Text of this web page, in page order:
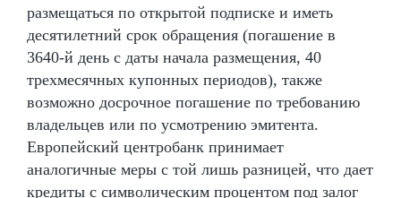
размещаться по открытой подписке и иметь
десятилетний срок обращения (погашение в
3640-й день с даты начала размещения, 40
трехмесячных купонных периодов), также
возможно досрочное погашение по требованию
владельцев или по усмотрению эмитента.
Европейский центробанк принимает
аналогичные меры с той лишь разницей, что дает
кредиты с символическим процентом под залог